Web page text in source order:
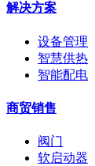
解决方案
设备管理
智慧供热
智能配电
商贸销售
阀门
软启动器